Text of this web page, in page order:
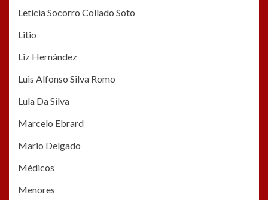
Leticia Socorro Collado Soto
Litio
Liz Hernández
Luis Alfonso Silva Romo
Lula Da Silva
Marcelo Ebrard
Mario Delgado
Médicos
Menores